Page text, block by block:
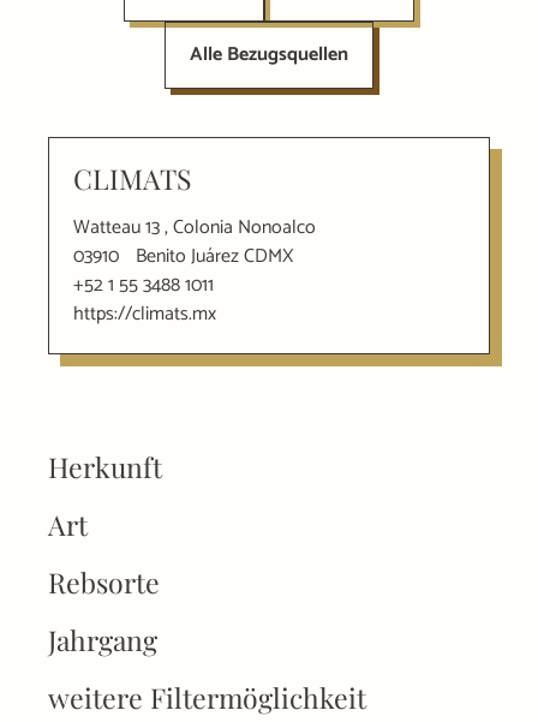
Alle Bezugsquellen
CLIMATS
Watteau 13 , Colonia Nonoalco
03910 Benito Juárez CDMX
+52 1 55 3488 1011
https://climats.mx
Herkunft
Art
Rebsorte
Jahrgang
weitere Filtermöglichkeit